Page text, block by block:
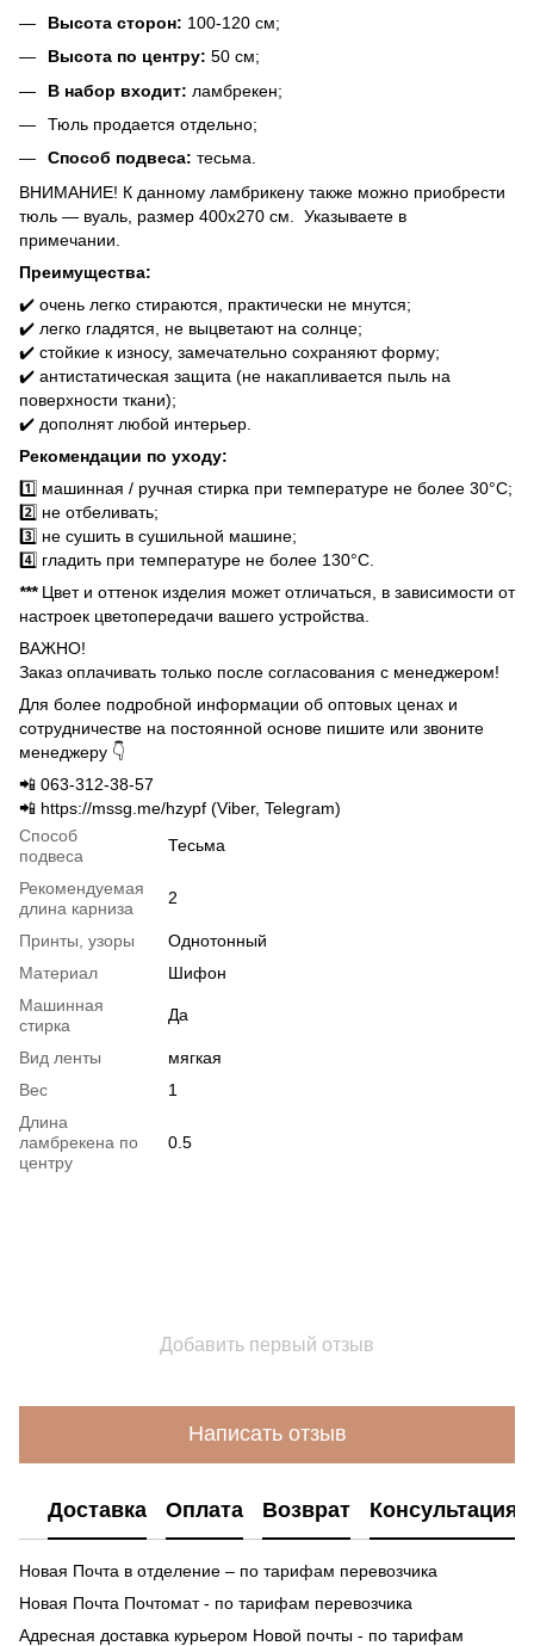
Высота сторон: 100-120 см;
Высота по центру: 50 см;
В набор входит: ламбрекен;
Тюль продается отдельно;
Способ подвеса: тесьма.
ВНИМАНИЕ! К данному ламбрикену также можно приобрести
тюль ― вуаль, размер 400х270 см. Указываете в
примечании.
Преимущества:
✔️ очень легко стираются, практически не мнутся;
✔️ легко гладятся, не выцветают на солнце;
✔️ стойкие к износу, замечательно сохраняют форму;
✔️ антистатическая защита (не накапливается пыль на
поверхности ткани);
✔️ дополнят любой интерьер.
Рекомендации по уходу:
1️⃣ машинная / ручная стирка при температуре не более 30°C;
2️⃣ не отбеливать;
3️⃣ не сушить в сушильной машине;
4️⃣ гладить при температуре не более 130°C.
***Цвет и оттенок изделия может отличаться, в зависимости от
настроек цветопередачи вашего устройства.
ВАЖНО!
Заказ оплачивать только после согласования с менеджером!
Для более подробной информации об оптовых ценах и
сотрудничестве на постоянной основе пишите или звоните
менеджеру 👇
📲 063-312-38-57
📲 https://mssg.me/hzypf (Viber, Telegram)
Способ
подвеса
Тесьма
Рекомендуемая
длина карниза
2
Принты, узоры
Однотонный
Материал
Шифон
Машинная
стирка
Да
Вид ленты
мягкая
Вес
1
Длина
ламбрекена по
центру
0.5
Добавить первый отзыв
Написать отзыв
Доставка Оплата Возврат Консультация
Новая Почта в отделение – по тарифам перевозчика
Новая Почта Почтомат - по тарифам перевозчика
Адресная доставка курьером Новой почты - по тарифам